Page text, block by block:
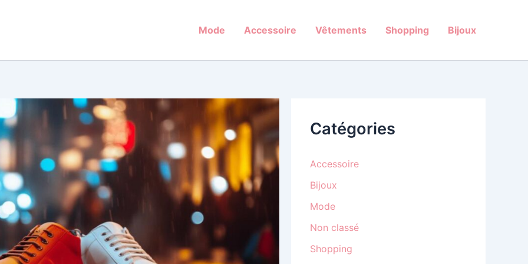
Mode Accessoire Vêtements Shopping Bijoux
Catégories
Accessoire
Bijoux
Mode
Non classé
Shopping